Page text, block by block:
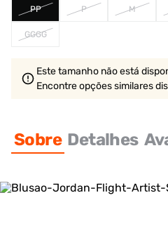
PP P M
GGGG
Este tamanho não está
Encontre opções similares
Sobre Detalhes